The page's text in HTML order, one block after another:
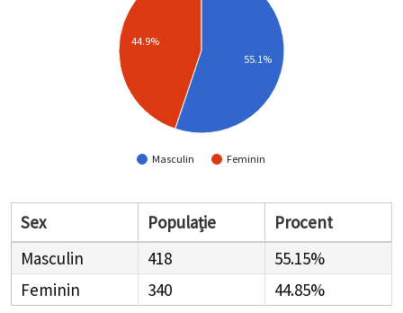
Masculin Feminin
44.9%
55.1%
Sex Populație
Procent
Masculin
418
55.15%
Feminin
340 44.85%